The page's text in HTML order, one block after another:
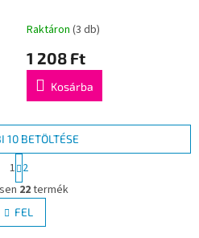
Raktáron (3 db)
1 208 Ft
Kosárba
L
i
s
t
10 BETÖLTÉSE
a
p
o
z
á
1 2
22termék
FEL